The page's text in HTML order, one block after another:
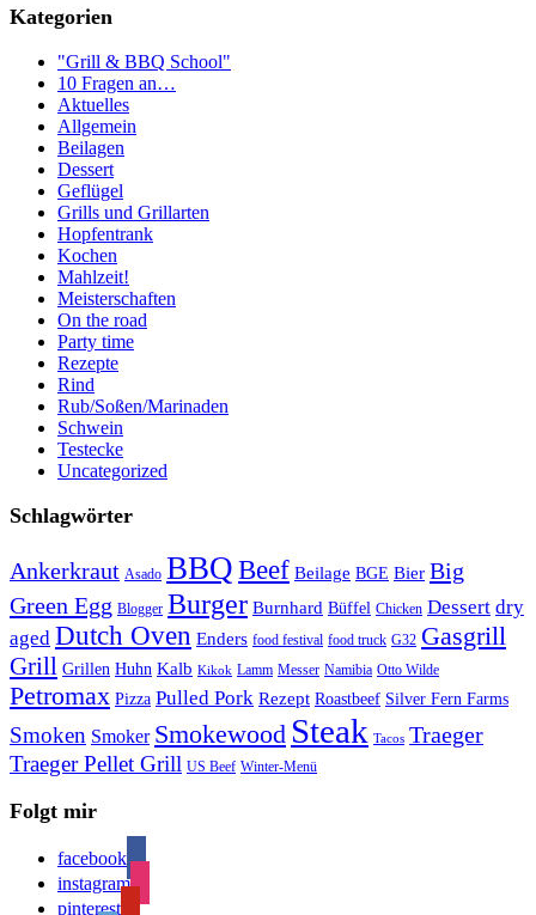
Kategorien
"Grill & BBQ School"
10 Fragen an…
Aktuelles
Allgemein
Beilagen
Dessert
Geflügel
Grills und Grillarten
Hopfentrank
Kochen
Mahlzeit!
Meisterschaften
On the road
Party time
Rezepte
Rind
Rub/Soßen/Marinaden
Schwein
Testecke
Uncategorized
Schlagwörter
Ankerkraut Asado BBQBeef Beilage BGE Bier Big
Green Egg Blogger Burger Burnhard Büffel Chicken Dessert dry
aged Dutch Oven Enders food festival food truck G32 Gasgrill
Grill Grillen Huhn Kalb Kikok Lamm Messer Namibia Otto Wilde
Petromax Pizza Pulled Pork Rezept Roastbeef Silver Fern Farms
Smoken Smoker Smokewood Steak Tacos Traeger
Traeger Pellet Grill US Beef Winter-Menü
Folgt mir
facebook
instagram
pinterest